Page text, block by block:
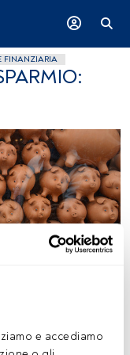
e accediamo
FINANZIARIA